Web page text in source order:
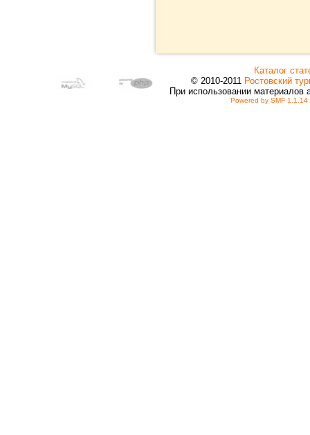
Каталог
© 2010-2011 Ростовский
При использовании материалов
Powered by SMF 1.1.14